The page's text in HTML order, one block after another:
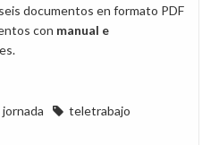
documentos en formato PDF
con manual e
teletrabajo